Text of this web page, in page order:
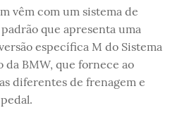
vêm com um sistema de
que apresenta uma
específica M do Sistema
BMW, que fornece ao
diferentes de frenagem e